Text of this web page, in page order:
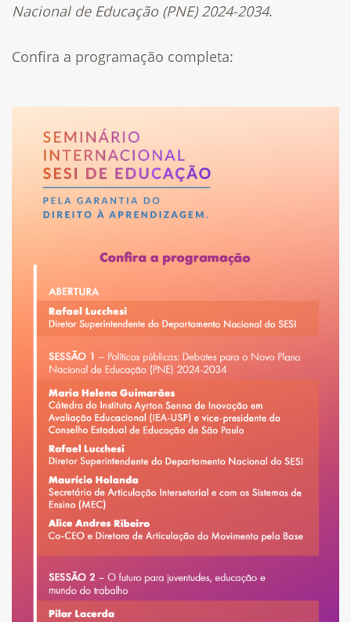
Nacional de Educação (PNE) 2024-2034.
Confira a programação completa: